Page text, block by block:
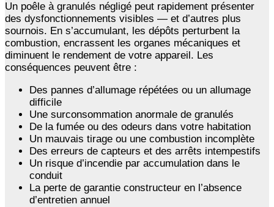
Un poêle à granulés négligé peut rapidement présenter
des dysfonctionnements visibles — et d’autres plus
sournois. En s’accumulant, les dépôts perturbent la
combustion, encrassent les organes mécaniques et
diminuent le rendement de votre appareil. Les
conséquences peuvent être :
Des pannes d’allumage répétées ou un allumage
difficile
Une surconsommation anormale de granulés
De la fumée ou des odeurs dans votre habitation
Un mauvais tirage ou une combustion incomplète
Des erreurs de capteurs et des arrêts intempestifs
Un risque d’incendie par accumulation dans le
conduit
La perte de garantie constructeur en l’absence
d’entretien annuel